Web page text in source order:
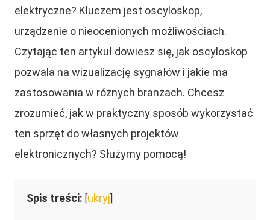
elektryczne? Kluczem jest oscyloskop,
urządzenie o nieocenionych możliwościach.
Czytając ten artykuł dowiesz się, jak oscyloskop
pozwala na wizualizację sygnałów i jakie ma
zastosowania w różnych branżach. Chcesz
zrozumieć, jak w praktyczny sposób wykorzystać
ten sprzęt do własnych projektów
elektronicznych? Służymy pomocą!
Spis treści: [ukryj]